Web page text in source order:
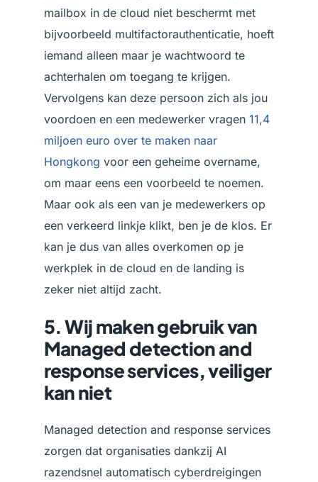
mailbox in de cloud niet beschermt met
bijvoorbeeld multifactorauthenticatie, hoeft
iemand alleen maar je wachtwoord te
achterhalen om toegang te krijgen.
Vervolgens kan deze persoon zich als jou
voordoen en een medewerker vragen 11,4
miljoen euro over te maken naar
Hongkong voor een geheime overname,
om maar eens een voorbeeld te noemen.
Maar ook als een van je medewerkers op
een verkeerd linkje klikt, ben je de klos. Er
kan je dus van alles overkomen op je
werkplek in de cloud en de landing is
zeker niet altijd zacht.
5. Wij maken gebruik van
Managed detection and
response services, veiliger
kan niet
Managed detection and response services
zorgen dat organisaties dankzij AI
razendsnel automatisch cyberdreigingen